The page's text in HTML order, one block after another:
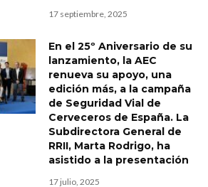
17 septiembre, 2025
En el 25º Aniversario de su
lanzamiento, la AEC
renueva su apoyo, una
edición más, a la campaña
de Seguridad Vial de
Cerveceros de España. La
Subdirectora General de
RRII, Marta Rodrigo, ha
asistido a la presentación
17 julio, 2025